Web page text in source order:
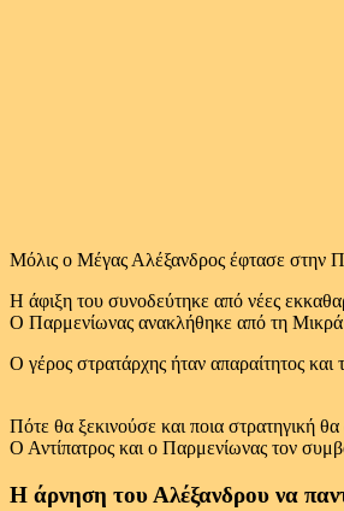
Μόλις ο Μέγας Αλέξανδρος έφτασε στην
Η άφιξη του συνοδεύτηκε από νέες
Ο Παρμενίωνας ανακλήθηκε από τη Μικρά
Ο γέρος στρατάρχης ήταν απαραίτητος
Πότε θα ξεκινούσε και ποια στρατηγική
Ο Αντίπατρος και ο Παρμενίωνας τον
Η άρνηση του Αλέξανδρου να